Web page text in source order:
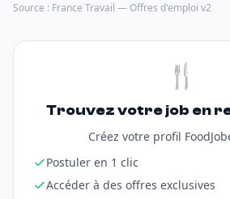
Source : France Travail — Offres d'emploi v2
🍴
Trouvez votre job en
Créez votre profil
Postuler en 1 clic
Accéder à des offres exclusives